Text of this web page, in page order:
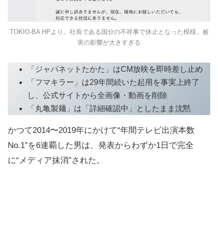
TOKIO-BA HPより。社長である国分の不祥事で休止となった模様。被
害の影響が大きすぎる
「ジャパネットたかた」はCM放映を即時差し止め
「フマキラー」は29年間続いた起用を事実上終了
し、公式サイトから全画像・動画を削除
「丸亀製麺」は「詳細確認中」としたまま沈黙
かつて2014〜2019年にかけて“年間テレビ出演本数
No.1”を6連覇した男は、発表からわずか1日で完全
に“メディア抹消”された。